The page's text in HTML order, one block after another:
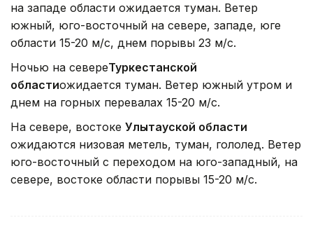
на западе области ожидается туман. Ветер
южный, юго-восточный на севере, западе, юге
области 15-20 м/с, днем порывы 23 м/с.
Ночью на севереТуркестанской
областиожидается туман. Ветер южный утром и
днем на горных перевалах 15-20 м/с.
На севере, востоке Улытауской области
ожидаются низовая метель, туман, гололед. Ветер
юго-восточный с переходом на юго-западный, на
севере, востоке области порывы 15-20 м/с.